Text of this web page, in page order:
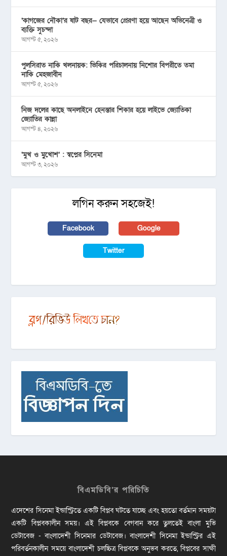
‘কাগজের নৌকা’র ষাট বছর— যেভাবে প্রেরণা হয়ে আছেন অভিনেত্রী ও
ব্যক্তি সুচন্দা
আগস্ট ৫, ২০২৬
পুলসিরাত নাকি খলনায়ক: ভিকির পরিচালনায় নিশোর বিপরীতে তমা
নাকি মেহজাবীন
আগস্ট ৫, ২০২৬
নিজ দলের কাছে অনলাইনে হেনস্তার শিকার হয়ে লাইভে জ্যোতিকা
জ্যোতির কান্না
আগস্ট ৪, ২০২৬
‘মুখ ও মু্খোশ’ : স্বপ্নের সিনেমা
আগস্ট ৩, ২০২৬
লগিন করুন সহজেই!
Facebook Google
Twitter
বিএমডিবি’র পরিচিতি
এদেশের সিনেমা ইন্ডাস্ট্রিতে একটি বিপ্লব ঘটতে যাচ্ছে এবং হয়তো বর্তমান সময়টা
একটি বিপ্লবকালীন সময়। এই বিপ্লবকে বেগবান করে তুলতেই বাংলা মুভি
ডেটাবেজ - বাংলাদেশী সিনেমার ডেটাবেজ। বাংলাদেশী সিনেমা ইন্ডাস্ট্রির এই
পরিবর্তনকালীন সময়ে বাংলাদেশী চলচ্চিত্র বিপ্লবকে অনুভব করতে, বিপ্লবের সাক্ষী